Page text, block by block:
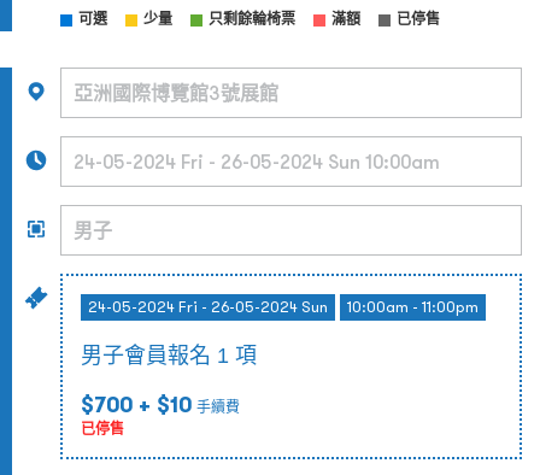
可選 少量 只剩餘輪椅票 滿額 已停售
24-05-2024 Fri - 26-05-2024 Sun 10:00am - 11:00pm
男子會員報名 1 項
$700 + $10 手續費
已停售